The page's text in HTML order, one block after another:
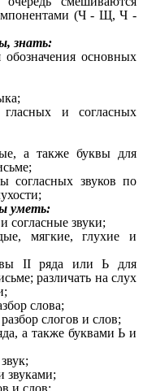
(Ч - Щ, Ч -
знать:
основных
гласных и согласных
а также буквы для
согласных звуков по
уметь:
согласные звуки;
мягкие, глухие и
II ряда или Ь для
различать на слух
слова;
слогов и слов;
а также буквами Ь и
звуками;
и слов;